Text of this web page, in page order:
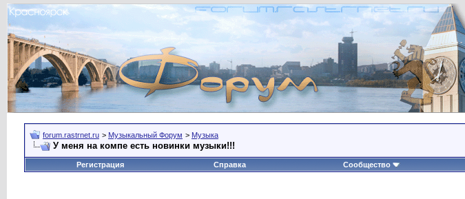
forum.rastrnet.ru > Музыкальный Форум > Музыка
У меня на компе есть новинки музыки!!!
Регистрация
Справка Сообщество